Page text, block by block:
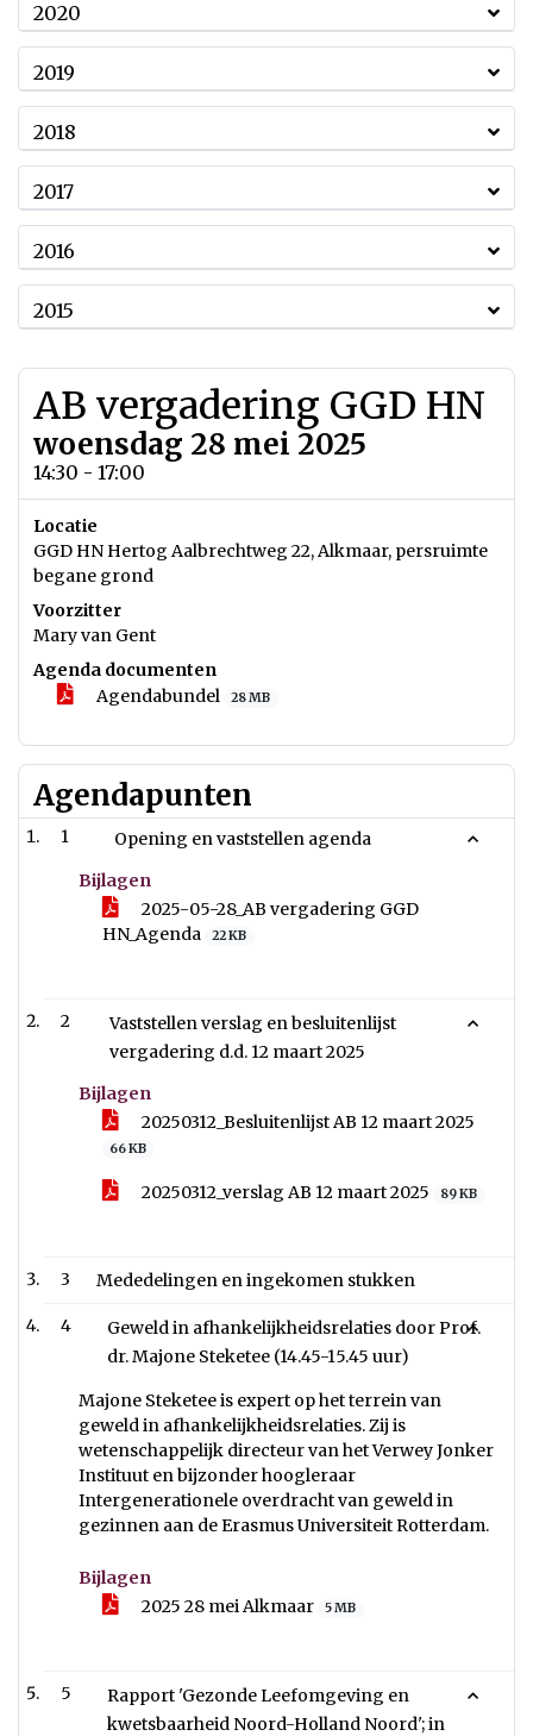
2020
2019
2018
2017
2016
2015
AB vergadering GGD HN
woensdag 28 mei 2025
14:30 - 17:00
Locatie
GGD HN Hertog Aalbrechtweg 22, Alkmaar, persruimte
begane grond
Voorzitter
Mary van Gent
Agenda documenten
Agendabundel
28 MB
Agendapunten
1
Opening en vaststellen agenda
Bijlagen
2025-05-28_AB vergadering GGD
HN_Agenda
22 KB
2
Vaststellen verslag en besluitenlijst
vergadering d.d. 12 maart 2025
Bijlagen
20250312_Besluitenlijst AB 12 maart 2025
66 KB
20250312_verslag AB 12 maart 2025 89 KB
3 Mededelingen en ingekomen stukken
4
Geweld in afhankelijkheidsrelaties door Prof.
dr. Majone Steketee (14.45-15.45 uur)
Majone Steketee is expert op het terrein van
geweld in afhankelijkheidsrelaties. Zij is
wetenschappelijk directeur van het Verwey Jonker
Instituut en bijzonder hoogleraar
Intergenerationele overdracht van geweld in
gezinnen aan de Erasmus Universiteit Rotterdam.
Bijlagen
2025 28 mei Alkmaar
5 MB
5
Rapport 'Gezonde Leefomgeving en
kwetsbaarheid Noord-Holland Noord'; in